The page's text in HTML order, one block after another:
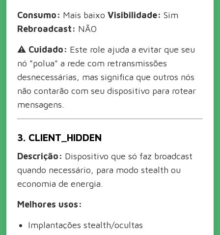
Consumo: Mais baixoVisibilidade: Sim
Rebroadcast: NÃO
⚠️ Cuidado: Este role ajuda a evitar que seu
nó "polua" a rede com retransmissões
desnecessárias, mas significa que outros nós
não contarão com seu dispositivo para rotear
mensagens.
3. CLIENT_HIDDEN
Descrição: Dispositivo que só faz broadcast
quando necessário, para modo stealth ou
economia de energia.
Melhores usos:
Implantações stealth/ocultas